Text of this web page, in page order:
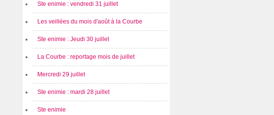
Ste enimie : vendredi 31 juillet
Les veillées du mois d'août à la Courbe
Ste enimie : Jeudi 30 juillet
La Courbe : reportage mois de juillet
Mercredi 29 juillet
Ste enimie : mardi 28 juillet
Ste enimie